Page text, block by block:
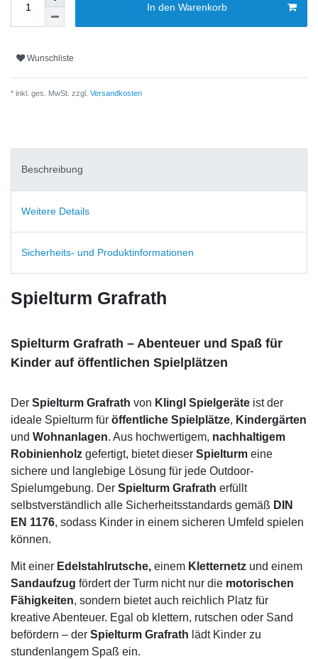
In den Warenkorb
Wunschliste
* inkl. ges. MwSt. zzgl. Versandkosten
Beschreibung
Weitere Details
Sicherheits- und Produktinformationen
Spielturm Grafrath
Spielturm Grafrath – Abenteuer und Spaß für
Kinder auf öffentlichen Spielplätzen
Der Spielturm Grafrath von Klingl Spielgeräte ist der
ideale Spielturm für öffentliche Spielplätze, Kindergärten
und Wohnanlagen. Aus hochwertigem, nachhaltigem
Robinienholz gefertigt, bietet dieser Spielturm eine
sichere und langlebige Lösung für jede Outdoor-
Spielumgebung. Der Spielturm Grafrath erfüllt
selbstverständlich alle Sicherheitsstandards gemäß DIN
EN 1176, sodass Kinder in einem sicheren Umfeld spielen
können.
Mit einer Edelstahlrutsche, einem Kletternetz und einem
Sandaufzug fördert der Turm nicht nur die motorischen
Fähigkeiten, sondern bietet auch reichlich Platz für
kreative Abenteuer. Egal ob klettern, rutschen oder Sand
befördern – der Spielturm Grafrath lädt Kinder zu
stundenlangem Spaß ein.